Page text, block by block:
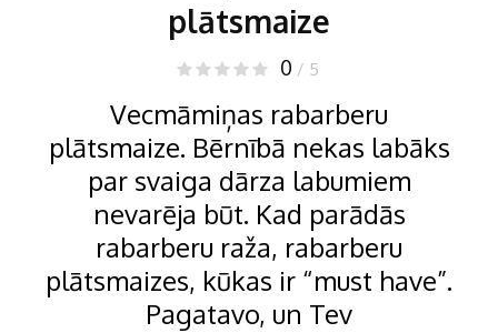
plātsmaize
0 / 5
Vecmāmiņas rabarberu
plātsmaize. Bērnībā nekas labāks
par svaiga dārza labumiem
nevarēja būt. Kad parādās
rabarberu raža, rabarberu
plātsmaizes, kūkas ir “must have”.
Pagatavo, un Tev